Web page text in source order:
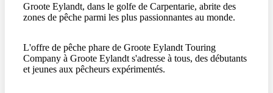
Groote Eylandt, dans le golfe de Carpentarie, abrite des
zones de pêche parmi les plus passionnantes au monde.
L'offre de pêche phare de Groote Eylandt Touring
Company à Groote Eylandt s'adresse à tous, des débutants
et jeunes aux pêcheurs expérimentés.